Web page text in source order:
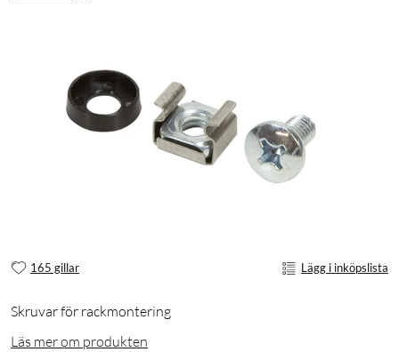
165 gillar Lägg i inköpslista
Skruvar för rackmontering
Läs mer om produkten